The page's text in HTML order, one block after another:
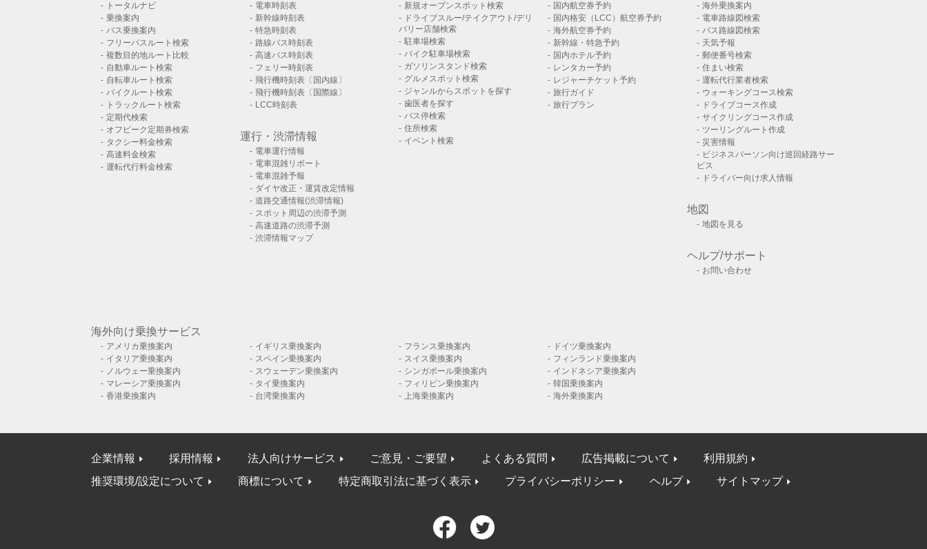
トータルナビ
乗換案内
バス乗換案内
フリーパスルート検索
複数目的地ルート比較
自動車ルート検索
自転車ルート検索
バイクルート検索
トラックルート検索
定期代検索
オフピーク定期券検索
タクシー料金検索
高速料金検索
運転代行料金検索
電車時刻表
新幹線時刻表
特急時刻表
路線バス時刻表
高速バス時刻表
フェリー時刻表
飛行機時刻表〔国内線〕
飛行機時刻表〔国際線〕
LCC時刻表
運行・渋滞情報
電車運行情報
電車混雑リポート
電車混雑予報
ダイヤ改正・運賃改定情報
道路交通情報(渋滞情報)
スポット周辺の渋滞予測
高速道路の渋滞予測
渋滞情報マップ
新規オープンスポット検索
ドライブスルー/テイクアウト/デリ
バリー店舗検索
駐車場検索
バイク駐車場検索
ガソリンスタンド検索
グルメスポット検索
ジャンルからスポットを探す
歯医者を探す
バス停検索
住所検索
イベント検索
国内航空券予約
国内格安（LCC）航空券予約
海外航空券予約
新幹線・特急予約
国内ホテル予約
レンタカー予約
レジャーチケット予約
旅行ガイド
旅行プラン
海外乗換案内
電車路線図検索
バス路線図検索
天気予報
郵便番号検索
住まい検索
運転代行業者検索
ウォーキングコース検索
ドライブコース作成
サイクリングコース作成
ツーリングルート作成
災害情報
ビジネスパーソン向け巡回経路サー
ビス
ドライバー向け求人情報
地図
地図を見る
ヘルプ/サポート
お問い合わせ
海外向け乗換サービス
アメリカ乗換案内 イギリス乗換案内 フランス乗換案内
ドイツ乗換案内
イタリア乗換案内
スペイン乗換案内 スイス乗換案内
フィンランド乗換案内
ノルウェー乗換案内
スウェーデン乗換案内 シンガポール乗換案内
インドネシア乗換案内
マレーシア乗換案内
タイ乗換案内 フィリピン乗換案内
韓国乗換案内
香港乗換案内
台湾乗換案内 上海乗換案内 海外乗換案内
企業情報 採用情報 法人向けサービス ご意見・ご要望 よくある質問 広告掲載について
利用規約
推奨環境/設定について
商標について 特定商取引法に基づく表示 プライバシーポリシー ヘルプ サイトマップ